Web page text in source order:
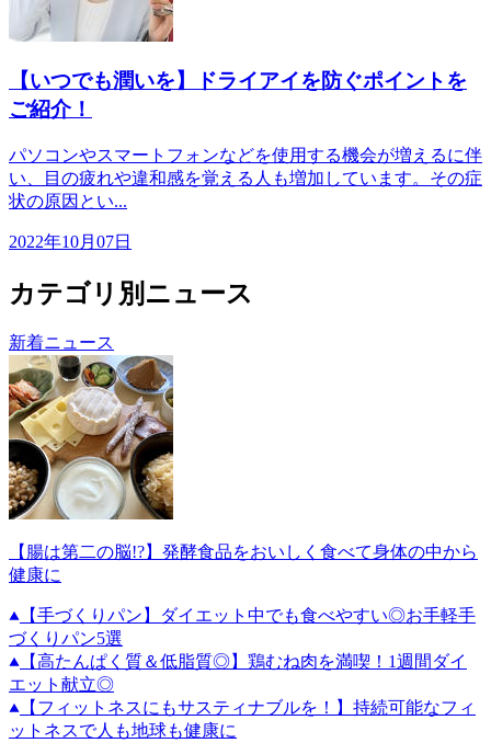
【いつでも潤いを】ドライアイを防ぐポイントを
ご紹介！
パソコンやスマートフォンなどを使用する機会が増えるに伴
い、目の疲れや違和感を覚える人も増加しています。その症
状の原因とい...
2022年10月07日
カテゴリ別ニュース
新着ニュース
【腸は第二の脳!?】発酵食品をおいしく食べて身体の中から
健康に
【手づくりパン】ダイエット中でも食べやすい◎お手軽手
づくりパン5選
【高たんぱく質＆低脂質◎】鶏むね肉を満喫！1週間ダイ
エット献立◎
【フィットネスにもサスティナブルを！】持続可能なフィ
ットネスで人も地球も健康に